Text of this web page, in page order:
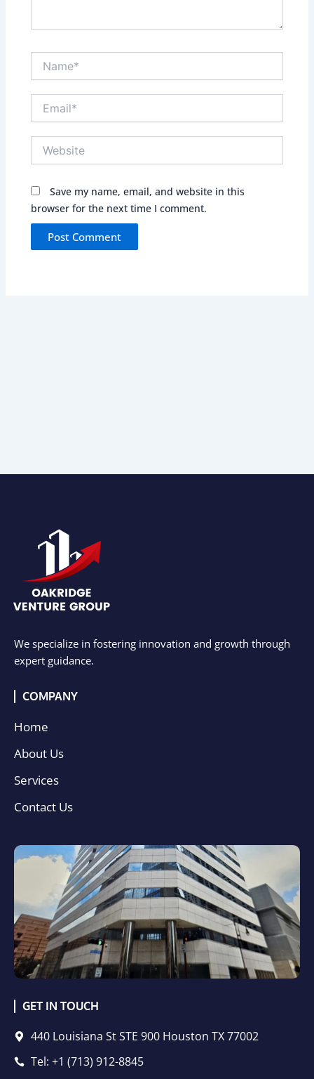
Save my name, email, and website in this
browser for the next time I comment.
We specialize in fostering innovation and growth through
expert guidance.
COMPANY
Home
About Us
Services
Contact Us
GET IN TOUCH
440 Louisiana St STE 900 Houston TX 77002
Tel: +1 (713) 912-8845